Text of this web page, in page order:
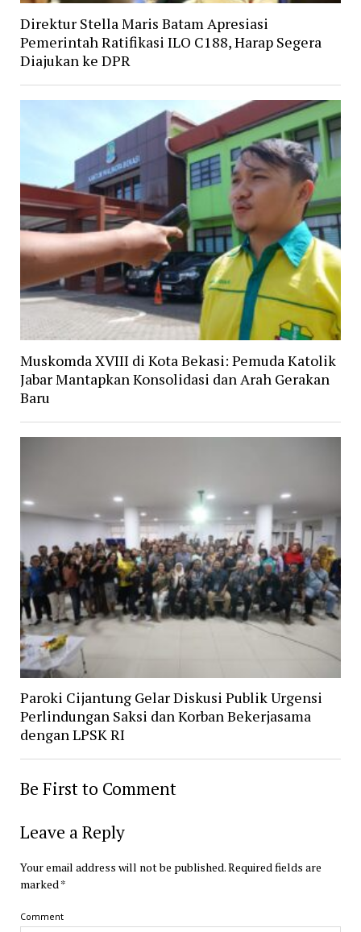
Direktur Stella Maris Batam Apresiasi
Pemerintah Ratifikasi ILO C188, Harap Segera
Diajukan ke DPR
Muskomda XVIII di Kota Bekasi: Pemuda Katolik
Jabar Mantapkan Konsolidasi dan Arah Gerakan
Baru
Paroki Cijantung Gelar Diskusi Publik Urgensi
Perlindungan Saksi dan Korban Bekerjasama
dengan LPSK RI
Be First to Comment
Leave a Reply
Your email address will not be published.Required fields are
marked*
Comment